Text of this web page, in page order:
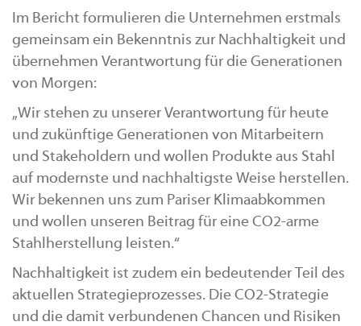
Im Bericht formulieren die Unternehmen erstmals
gemeinsam ein Bekenntnis zur Nachhaltigkeit und
übernehmen Verantwortung für die Generationen
von Morgen:
„Wir stehen zu unserer Verantwortung für heute
und zukünftige Generationen von Mitarbeitern
und Stakeholdern und wollen Produkte aus Stahl
auf modernste und nachhaltigste Weise herstellen.
Wir bekennen uns zum Pariser Klimaabkommen
und wollen unseren Beitrag für eine CO2-arme
Stahlherstellung leisten.“
Nachhaltigkeit ist zudem ein bedeutender Teil des
aktuellen Strategieprozesses. Die CO2-Strategie
und die damit verbundenen Chancen und Risiken